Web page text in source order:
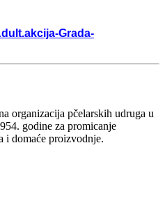
Grada-
organizacija pčelarskih udruga u
godine za promicanje
i domaće proizvodnje.